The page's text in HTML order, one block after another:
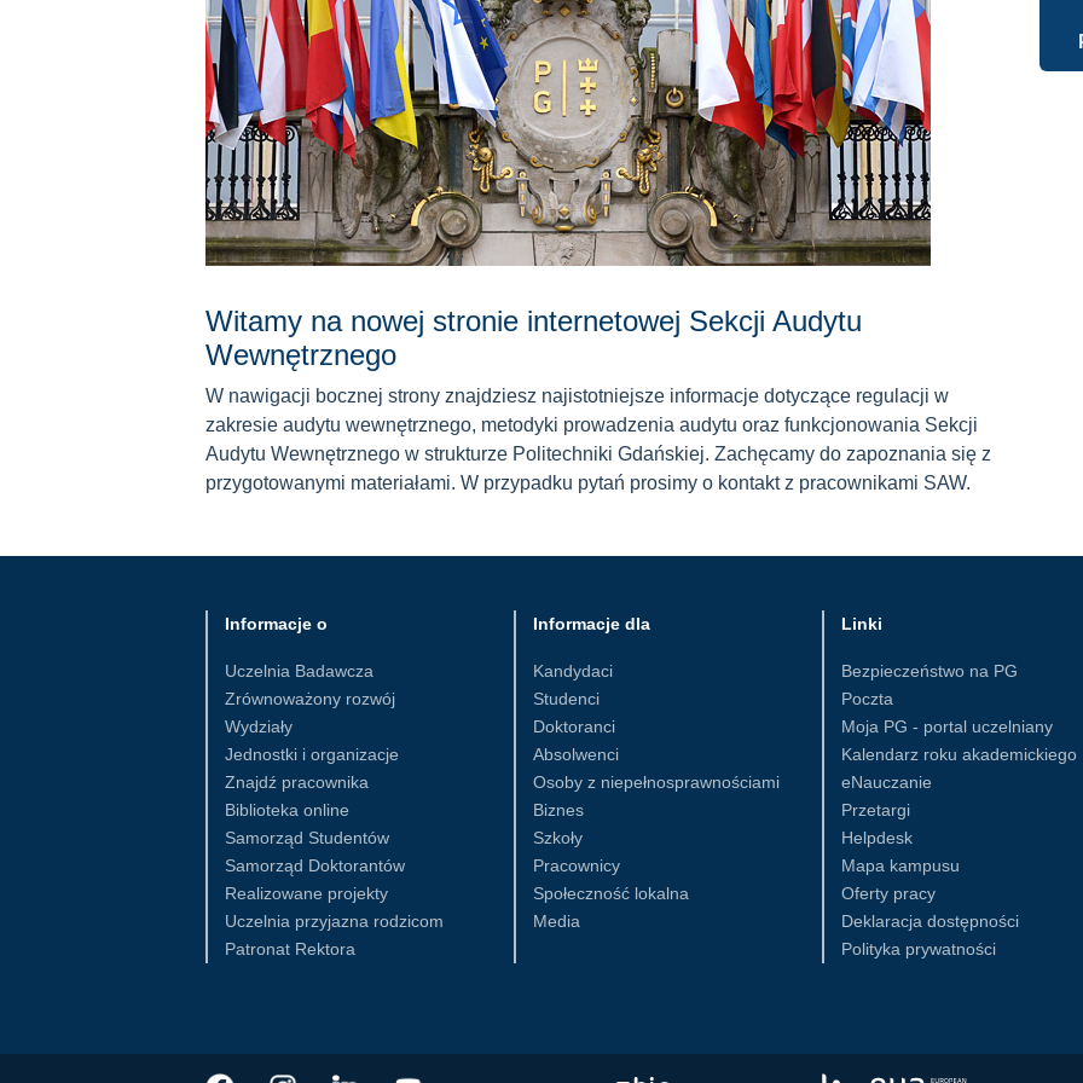
Witamy na nowej stronie internetowej Sekcji Audytu
Wewnętrznego
W nawigacji bocznej strony znajdziesz najistotniejsze informacje dotyczące regulacji w
zakresie audytu wewnętrznego, metodyki prowadzenia audytu oraz funkcjonowania Sekcji
Audytu Wewnętrznego w strukturze Politechniki Gdańskiej. Zachęcamy do zapoznania się z
przygotowanymi materiałami. W przypadku pytań prosimy o kontakt z pracownikami SAW.
Informacje o
Uczelnia Badawcza
Zrównoważony rozwój
Wydziały
Jednostki i organizacje
Znajdź pracownika
Biblioteka online
Samorząd Studentów
Samorząd Doktorantów
Realizowane projekty
Uczelnia przyjazna rodzicom
Patronat Rektora
Informacje dla
Kandydaci
Studenci
Doktoranci
Absolwenci
Osoby z niepełnosprawnościami
Biznes
Szkoły
Pracownicy
Społeczność lokalna
Media
Linki
Bezpieczeństwo na PG
Poczta
Moja PG - portal uczelniany
Kalendarz roku akademickiego
eNauczanie
Przetargi
Helpdesk
Mapa kampusu
Oferty pracy
Deklaracja dostępności
Polityka prywatności